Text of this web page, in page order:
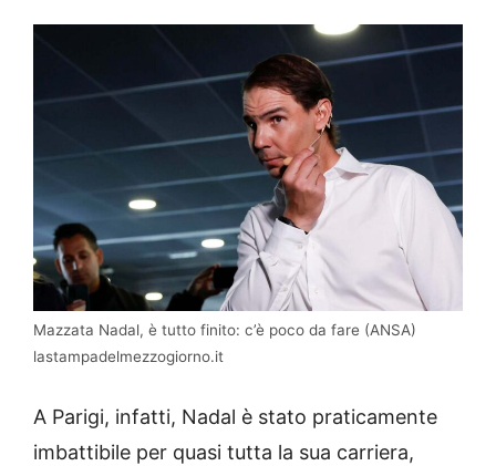
Mazzata Nadal, è tutto finito: c’è poco da fare (ANSA)
lastampadelmezzogiorno.it
A Parigi, infatti, Nadal è stato praticamente
imbattibile per quasi tutta la sua carriera,